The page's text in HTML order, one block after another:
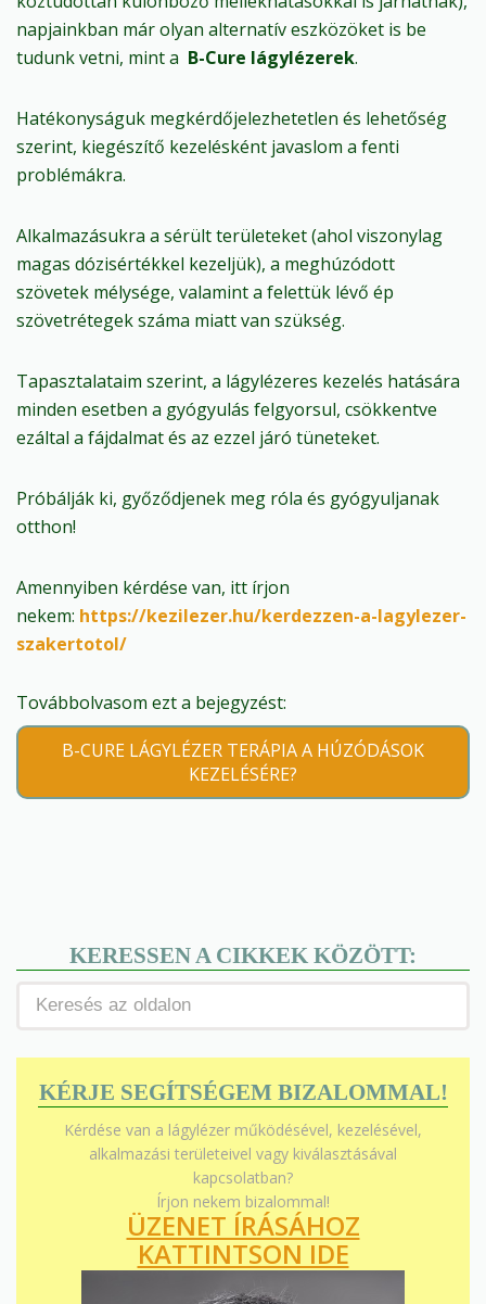
napjainkban már olyan alternatív eszközöket is be
tudunk vetni, mint a B-Cure lágylézerek.
Hatékonyságuk megkérdőjelezhetetlen és lehetőség
szerint, kiegészítő kezelésként javaslom a fenti
problémákra.
Alkalmazásukra a sérült területeket (ahol viszonylag
magas dózisértékkel kezeljük), a meghúzódott
szövetek mélysége, valamint a felettük lévő ép
szövetrétegek száma miatt van szükség.
Tapasztalataim szerint, a lágylézeres kezelés hatására
minden esetben a gyógyulás felgyorsul, csökkentve
ezáltal a fájdalmat és az ezzel járó tüneteket.
Próbálják ki, győződjenek meg róla és gyógyuljanak
otthon!
Amennyiben kérdése van, itt írjon
nekem: https://kezilezer.hu/kerdezzen-a-lagylezer-
szakertotol/
Továbbolvasom ezt a bejegyzést:
B-CURE LÁGYLÉZER TERÁPIA A HÚZÓDÁSOK
KEZELÉSÉRE?
KERESSEN A CIKKEK KÖZÖTT:
KÉRJE SEGÍTSÉGEM BIZALOMMAL!
Kérdése van a lágylézer működésével, kezelésével,
alkalmazási területeivel vagy kiválasztásával
kapcsolatban?
Írjon nekem bizalommal!
ÜZENET ÍRÁSÁHOZ
KATTINTSON IDE